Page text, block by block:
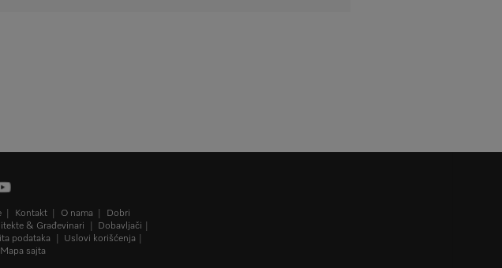
Kontakt O nama
Dobri
& Građevinari
Dobavljači
podataka
Uslovi korišćenja
Mapa sajta